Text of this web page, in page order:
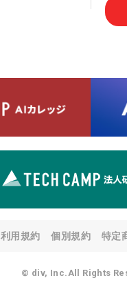
利用規約 個別規約 特定
© div, Inc.All Rights